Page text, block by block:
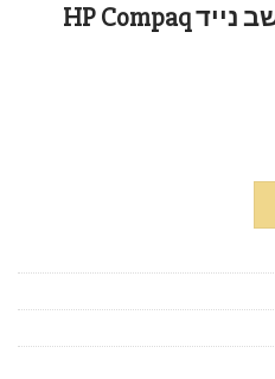
מקלדת מקורית למחשב נייד HP Compaq